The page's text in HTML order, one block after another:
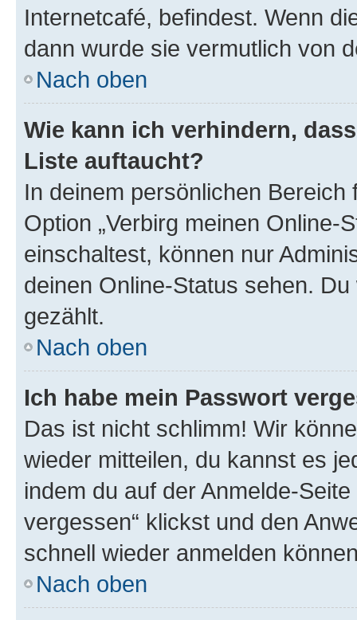
Internetcafé, befindest. Wenn
dann wurde sie vermutlich von
Nach oben
Wie kann ich verhindern,
Liste auftaucht?
In deinem persönlichen
Option „Verbirg meinen Online-
einschaltest, können nur
deinen Online-Status sehen.
gezählt.
Nach oben
Ich habe mein Passwort
Das ist nicht schlimm! Wir
wieder mitteilen, du kannst es
indem du auf der Anmelde-
vergessen“ klickst und den
schnell wieder anmelden
Nach oben